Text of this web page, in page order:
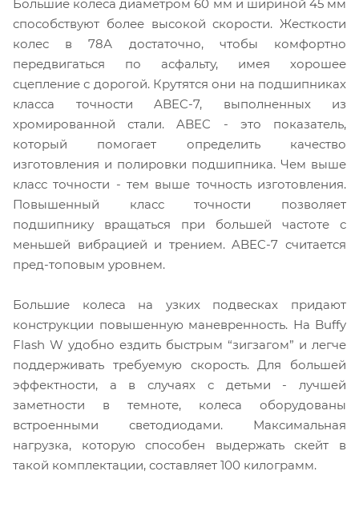
Большие колеса диаметром 60 мм и шириной 45 мм
способствуют более высокой скорости. Жесткости
колес в 78А достаточно, чтобы комфортно
передвигаться по асфальту, имея хорошее
сцепление с дорогой. Крутятся они на подшипниках
класса точности ABEC-7, выполненных из
хромированной стали. ABEC - это показатель,
который помогает определить качество
изготовления и полировки подшипника. Чем выше
класс точности - тем выше точность изготовления.
Повышенный класс точности позволяет
подшипнику вращаться при большей частоте с
меньшей вибрацией и трением. ABEC-7 считается
пред-топовым уровнем.
Большие колеса на узких подвесках придают
конструкции повышенную маневренность. На Buffy
Flash W удобно ездить быстрым “зигзагом” и легче
поддерживать требуемую скорость. Для большей
эффектности, а в случаях с детьми - лучшей
заметности в темноте, колеса оборудованы
встроенными светодиодами. Максимальная
нагрузка, которую способен выдержать скейт в
такой комплектации, составляет 100 килограмм.